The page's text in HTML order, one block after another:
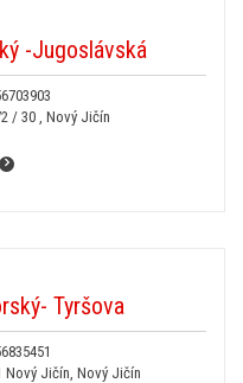
-Jugoslávská
/ 30 , Nový Jičín
Tyršova
Nový Jičín, Nový Jičín